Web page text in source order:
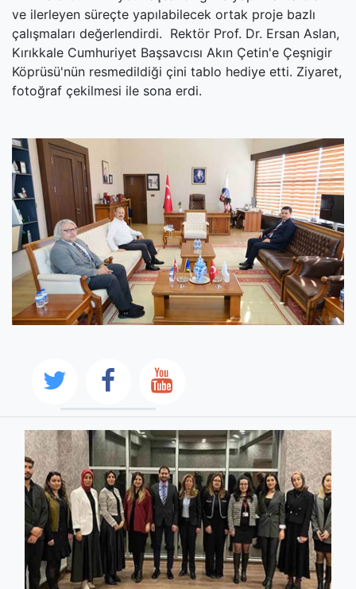
ve ilerleyen süreçte yapılabilecek ortak proje bazlı
çalışmaları değerlendirdi. Rektör Prof. Dr. Ersan Aslan,
Kırıkkale Cumhuriyet Başsavcısı Akın Çetin'e Çeşnigir
Köprüsü'nün resmedildiği çini tablo hediye etti. Ziyaret,
fotoğraf çekilmesi ile sona erdi.